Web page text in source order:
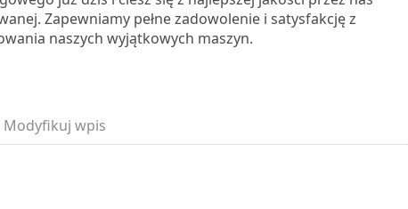
Zapewniamy pełne zadowolenie i satysfakcję z
naszych wyjątkowych maszyn.
Modyfikuj wpis